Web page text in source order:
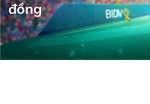
đồng